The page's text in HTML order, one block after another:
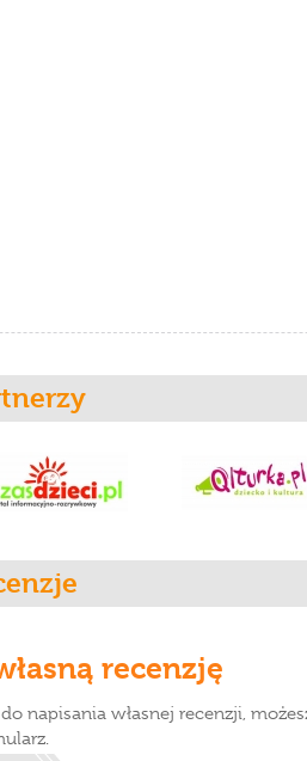
recenzję
napisania własnej recenzji,